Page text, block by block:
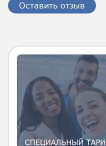
Оставить отзыв